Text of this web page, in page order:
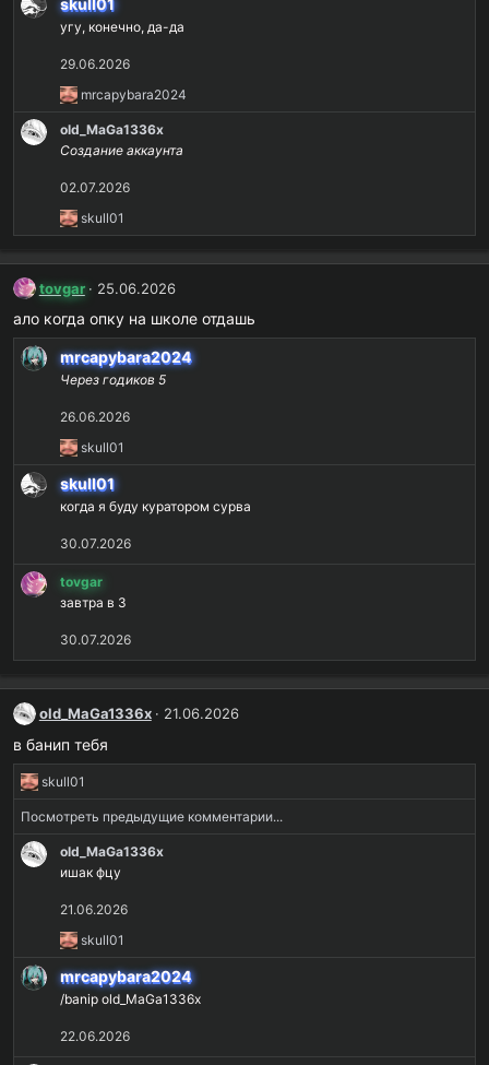
а
к
и
и
угу, конечно, да-да
29.06.2026
Р
а
к
и
и
:
mrcapybara2024
old_MaGa1336x
Создание аккаунта
02.07.2026
Р
е
ц
и
и
:
skull01
tovgar 25.06.2026
ало когда опку на школе отдашь
mrcapybara2024
Через годиков 5
26.06.2026
Р
а
к
и
:
skull01
skull01
когда я буду куратором сурва
30.07.2026
tovgar
завтра в 3
30.07.2026
old_MaGa1336x 21.06.2026
в банип тебя
Р
а
к
ц
skull01
Посмотреть предыдущие комментарии...
old_MaGa1336x
ишак фцу
21.06.2026
Р
а
к
и
skull01
mrcapybara2024
/banip old_MaGa1336x
22.06.2026